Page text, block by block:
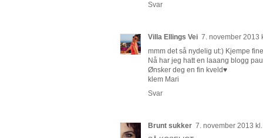
Svar
Villa Ellings Vei 7. november 2013
mmm det så nydelig ut:) Kjempe
Nå har jeg hatt en laaang blogg
Ønsker deg en fin kveld♥
klem Mari
Svar
Brunt sukker 7. november 2013